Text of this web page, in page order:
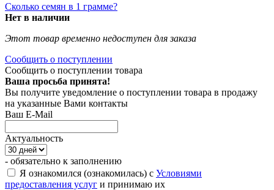
Сколько семян в 1 грамме?
Нет в наличии
Этот товар временно недоступен для заказа
Сообщить о поступлении
Сообщить о поступлении товара
Ваша просьба принята!
Вы получите уведомление о поступлении товара в продажу
на указанные Вами контакты
Ваш E-Mail
Актуальность
- обязательно к заполнению
Я ознакомился (ознакомилась) с Условиями
предоставления услуг и принимаю их